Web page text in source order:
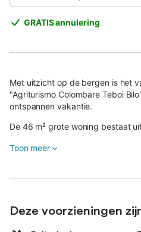
GRATIS annulering
Met uitzicht op de bergen is het
"Agriturismo Colombare Teboi
ontspannen vakantie.
De 46 m² grote woning bestaat
geschikt voor 2 personen.
Toon meer
Deze voorzieningen